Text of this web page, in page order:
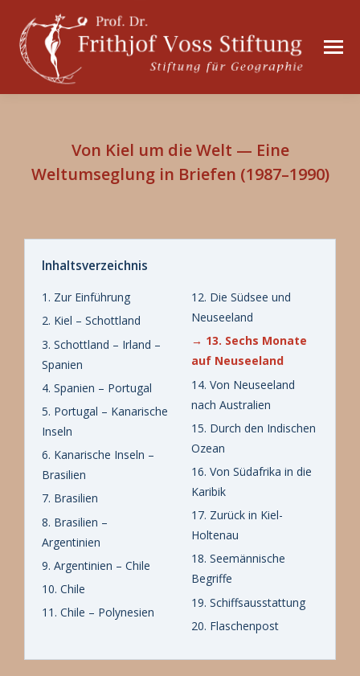
Von Kiel um die Welt — Eine
Weltumseglung in Briefen (1987–1990)
Inhaltsverzeichnis
1. Zur Einführung
2. Kiel – Schottland
3. Schottland – Irland –
Spanien
4. Spanien – Portugal
5. Portugal – Kanarische
Inseln
6. Kanarische Inseln –
Brasilien
7. Brasilien
8. Brasilien –
Argentinien
9. Argentinien – Chile
10. Chile
11. Chile – Polynesien
12. Die Südsee und
Neuseeland
→ 13. Sechs Monate
auf Neuseeland
14. Von Neuseeland
nach Australien
15. Durch den Indischen
Ozean
16. Von Südafrika in die
Karibik
17. Zurück in Kiel-
Holtenau
18. Seemännische
Begriffe
19. Schiffsausstattung
20. Flaschenpost